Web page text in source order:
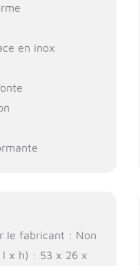
en inox
le fabricant : Non
l x h) : 53 x 26 x